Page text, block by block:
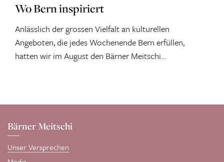
Wo Bern inspiriert
Anlässlich der grossen Vielfalt an kulturellen
Angeboten, die jedes Wochenende Bern erfüllen,
hatten wir im August den Bärner Meitschi
Bärner Meitschi
Unser Versprechen